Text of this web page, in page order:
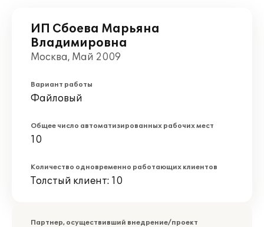
ИП Сбоева Марьяна
Владимировна
Москва, Май 2009
Вариант работы
Файловый
Общее число автоматизированных рабочих мест
10
Количество одновременно работающих клиентов
Толстый клиент: 10
Партнер, осуществивший внедрение/проект